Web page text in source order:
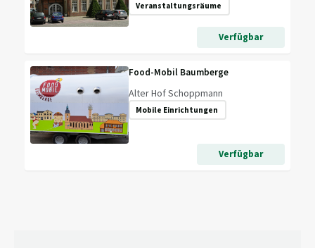
Veranstaltungsräume
Verfügbar
Food-Mobil Baumberge
Alter Hof Schoppmann
Mobile Einrichtungen
Verfügbar